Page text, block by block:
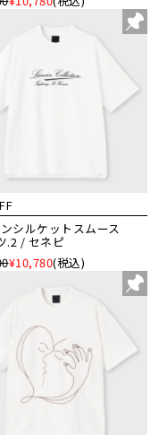
シルケットスムース
.2 / セネピ
¥10,780(税込)